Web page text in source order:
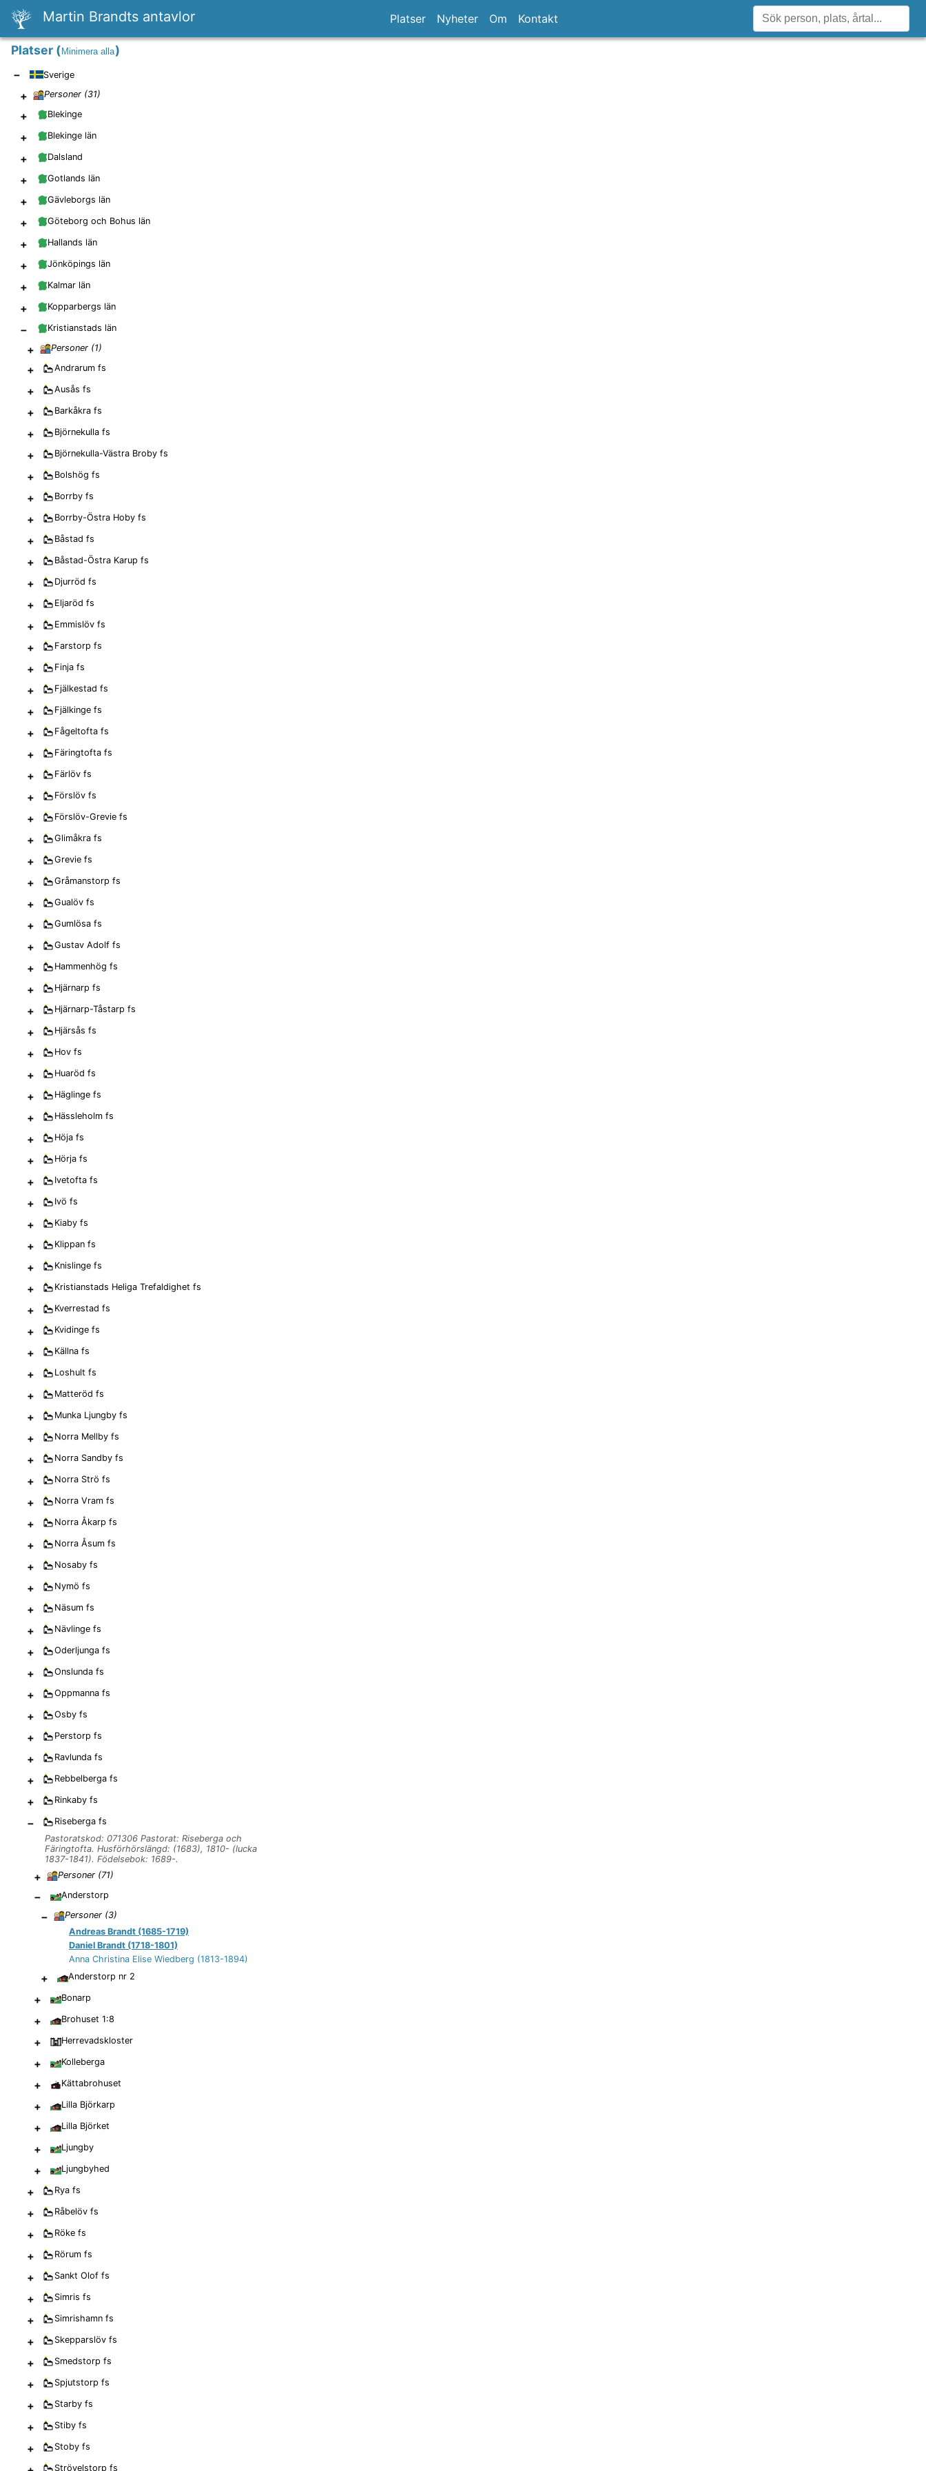
Martin Brandts antavlor Platser Nyheter Om Kontakt
Platser (Minimera alla)
− Sverige
+ Personer (31)
+ Blekinge
+ Blekinge län
+ Dalsland
+ Gotlands län
+ Gävleborgs län
+ Göteborg och Bohus län
+ Hallands län
+ Jönköpings län
+ Kalmar län
+ Kopparbergs län
− Kristianstads län
+ Personer (1)
+ Andrarum fs
+ Ausås fs
+ Barkåkra fs
+ Björnekulla fs
+ Björnekulla-Västra Broby fs
+ Bolshög fs
+ Borrby fs
+ Borrby-Östra Hoby fs
+ Båstad fs
+ Båstad-Östra Karup fs
+ Djurröd fs
+ Eljaröd fs
+ Emmislöv fs
+ Farstorp fs
+ Finja fs
+ Fjälkestad fs
+ Fjälkinge fs
+ Fågeltofta fs
+ Färingtofta fs
+ Färlöv fs
+ Förslöv fs
+ Förslöv-Grevie fs
+ Glimåkra fs
+ Grevie fs
+ Gråmanstorp fs
+ Gualöv fs
+ Gumlösa fs
+ Gustav Adolf fs
+ Hammenhög fs
+ Hjärnarp fs
+ Hjärnarp-Tåstarp fs
+ Hjärsås fs
+ Hov fs
+ Huaröd fs
+ Häglinge fs
+ Hässleholm fs
+ Höja fs
+ Hörja fs
+ Ivetofta fs
+ Ivö fs
+ Kiaby fs
+ Klippan fs
+ Knislinge fs
+ Kristianstads Heliga Trefaldighet fs
+ Kverrestad fs
+ Kvidinge fs
+ Källna fs
+ Loshult fs
+ Matteröd fs
+ Munka Ljungby fs
+ Norra Mellby fs
+ Norra Sandby fs
+ Norra Strö fs
+ Norra Vram fs
+ Norra Åkarp fs
+ Norra Åsum fs
+ Nosaby fs
+ Nymö fs
+ Näsum fs
+ Nävlinge fs
+ Oderljunga fs
+ Onslunda fs
+ Oppmanna fs
+ Osby fs
+ Perstorp fs
+ Ravlunda fs
+ Rebbelberga fs
+ Rinkaby fs
− Riseberga fs
Pastoratskod: 071306 Pastorat: Riseberga och
Färingtofta. Husförhörslängd: (1683), 1810- (lucka
1837-1841). Födelsebok: 1689-.
+ Personer (71)
− Anderstorp
− Personer (3)
Andreas Brandt (1685-1719)
Daniel Brandt (1718-1801)
Anna Christina Elise Wiedberg (1813-1894)
+ Anderstorp nr 2
+ Bonarp
+ Brohuset 1:8
+ Herrevadskloster
+ Kolleberga
+ Kättabrohuset
+ Lilla Björkarp
+ Lilla Björket
+ Ljungby
+ Ljungbyhed
+ Rya fs
+ Råbelöv fs
+ Röke fs
+ Rörum fs
+ Sankt Olof fs
+ Simris fs
+ Simrishamn fs
+ Skepparslöv fs
+ Smedstorp fs
+ Spjutstorp fs
+ Starby fs
+ Stiby fs
+ Stoby fs
Strövelstorp fs